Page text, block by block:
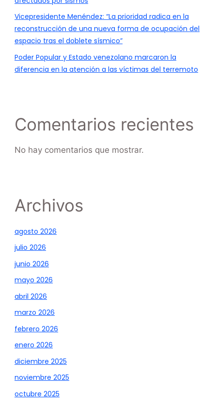
Vicepresidente Menéndez: “La prioridad radica en la
reconstrucción de una nueva forma de ocupación del
espacio tras el doblete sísmico”
Poder Popular y Estado venezolano marcaron la
diferencia en la atención a las víctimas del terremoto
Comentarios recientes
No hay comentarios que mostrar.
Archivos
agosto 2026
julio 2026
junio 2026
mayo 2026
abril 2026
marzo 2026
febrero 2026
enero 2026
diciembre 2025
noviembre 2025
octubre 2025